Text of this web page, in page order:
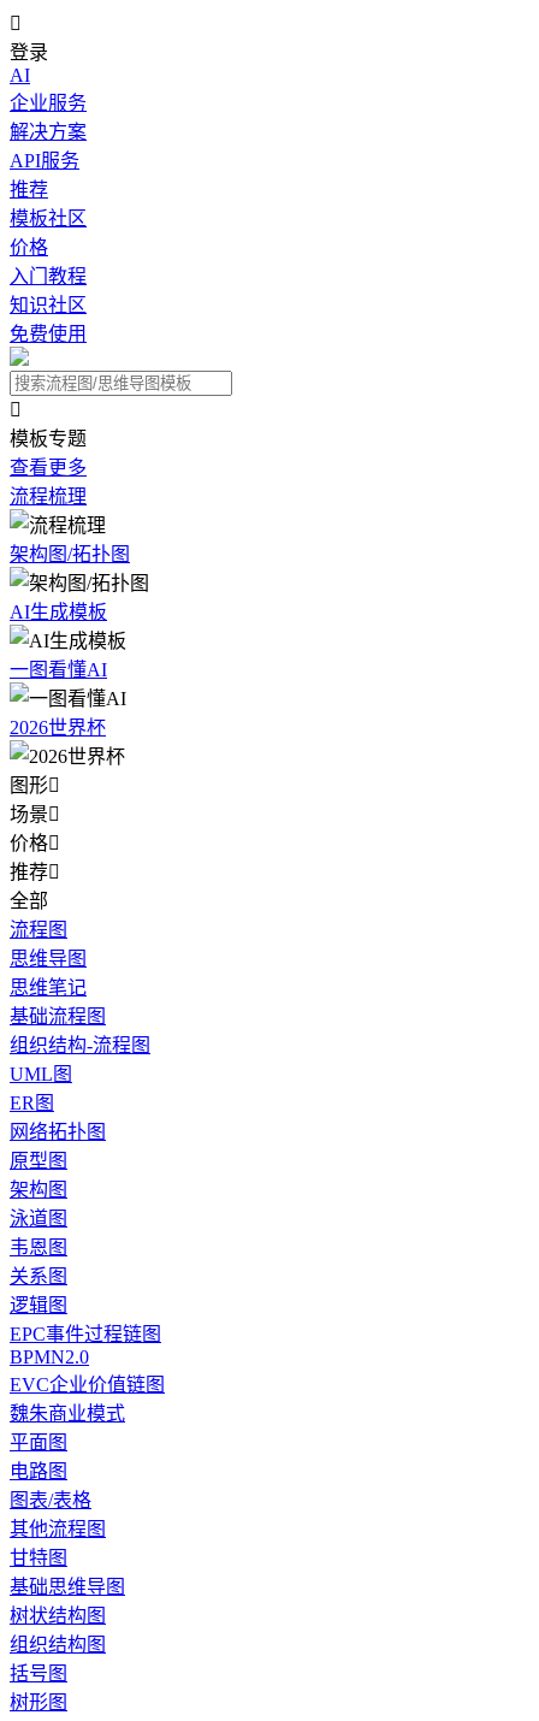

登录
AI
企业服务
解决方案
API服务
推荐
模板社区
价格
入门教程
知识社区
免费使用

模板专题
查看更多
流程梳理
架构图/拓扑图
AI生成模板
一图看懂AI
2026世界杯
图形
场景
价格
推荐
全部
流程图
思维导图
思维笔记
基础流程图
组织结构-流程图
UML图
ER图
网络拓扑图
原型图
架构图
泳道图
韦恩图
关系图
逻辑图
EPC事件过程链图
BPMN2.0
EVC企业价值链图
魏朱商业模式
平面图
电路图
图表/表格
其他流程图
甘特图
基础思维导图
树状结构图
组织结构图
括号图
树形图